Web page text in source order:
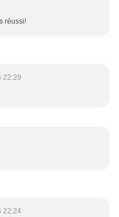
réussi!
22:29
22:24